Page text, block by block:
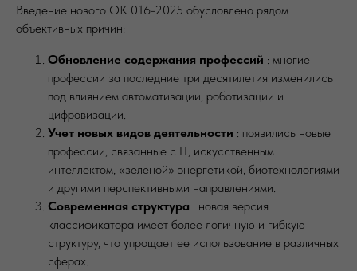
Введение нового ОК 016-2025 обусловлено рядом
объективных причин:
Обновление содержания профессий : многие
профессии за последние три десятилетия изменились
под влиянием автоматизации, роботизации и
цифровизации.
Учет новых видов деятельности : появились новые
профессии, связанные с IT, искусственным
интеллектом, «зеленой» энергетикой, биотехнологиями
и другими перспективными направлениями.
Современная структура : новая версия
классификатора имеет более логичную и гибкую
структуру, что упрощает ее использование в различных
сферах.